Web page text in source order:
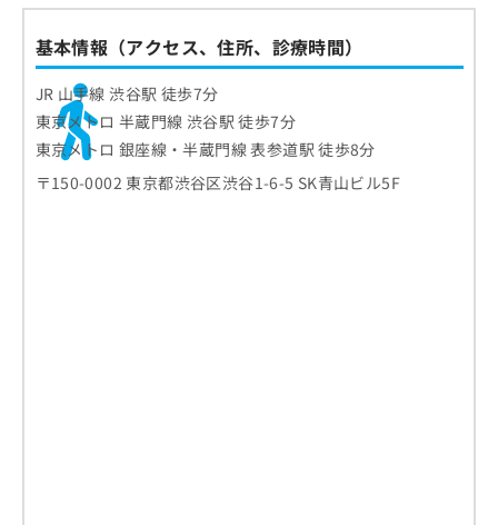
基本情報（アクセス、住所、診療時間）
JR 山手線 渋谷駅 徒歩7分
東京メトロ 半蔵門線 渋谷駅 徒歩7分
東京メトロ 銀座線・半蔵門線 表参道駅 徒歩8分
〒150-0002 東京都渋谷区渋谷1-6-5 SK青山ビル5F